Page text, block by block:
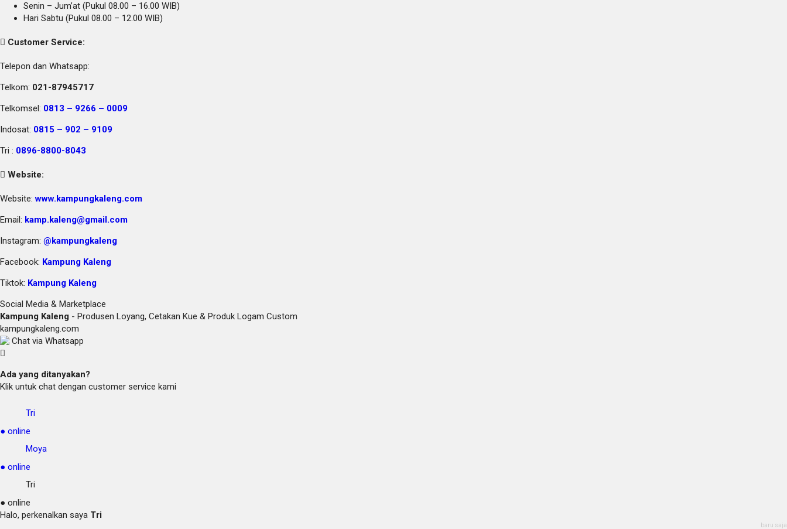
Senin – Jum’at (Pukul 08.00 – 16.00 WIB)
Hari Sabtu (Pukul 08.00 – 12.00 WIB)
Customer Service:
Telepon dan Whatsapp:
Telkom: 021-87945717
Telkomsel: 0813 – 9266 – 0009
Indosat: 0815 – 902 – 9109
Tri : 0896-8800-8043
Website:
Website:www.kampungkaleng.com
Email: kamp.kaleng@gmail.com
Instagram: @kampungkaleng
Facebook: Kampung Kaleng
Tiktok: Kampung Kaleng
Social Media & Marketplace
Kampung Kaleng - Produsen Loyang, Cetakan Kue & Produk Logam Custom
kampungkaleng.com
Chat via Whatsapp
Ada yang ditanyakan?
Klik untuk chat dengan customer service kami
Tri
● online
Moya
● online
Tri
● online
Halo, perkenalkan saya Tri
baru saja